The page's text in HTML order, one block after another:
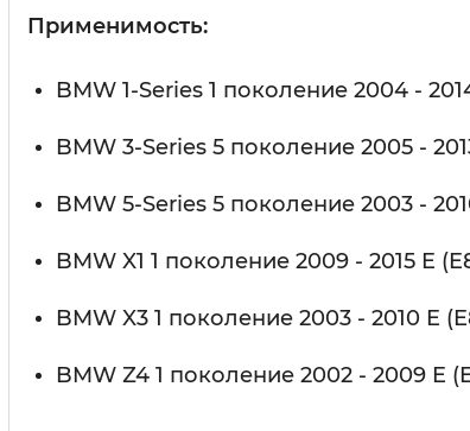
Применимость:
BMW 1-Series 1 поколение 2004 -
BMW 3-Series 5 поколение 2005 -
BMW 5-Series 5 поколение 2003 -
BMW X1 1 поколение 2009 - 2015 E
BMW X3 1 поколение 2003 - 2010 E
BMW Z4 1 поколение 2002 - 2009 E